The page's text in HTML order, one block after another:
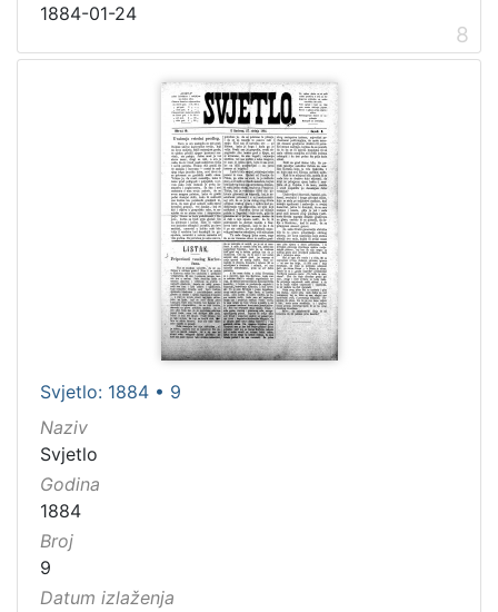
1884-01-24
8
Svjetlo: 1884 • 9
Naziv
Svjetlo
Godina
1884
Broj
9
Datum izlaženja